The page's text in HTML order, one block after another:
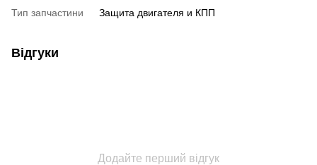
Тип запчастини Защита двигателя и КПП
Відгуки
Додайте перший відгук